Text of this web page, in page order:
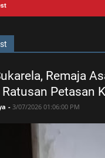
Remaja
Petasan
- 3/07/2026 01:06:00 PM